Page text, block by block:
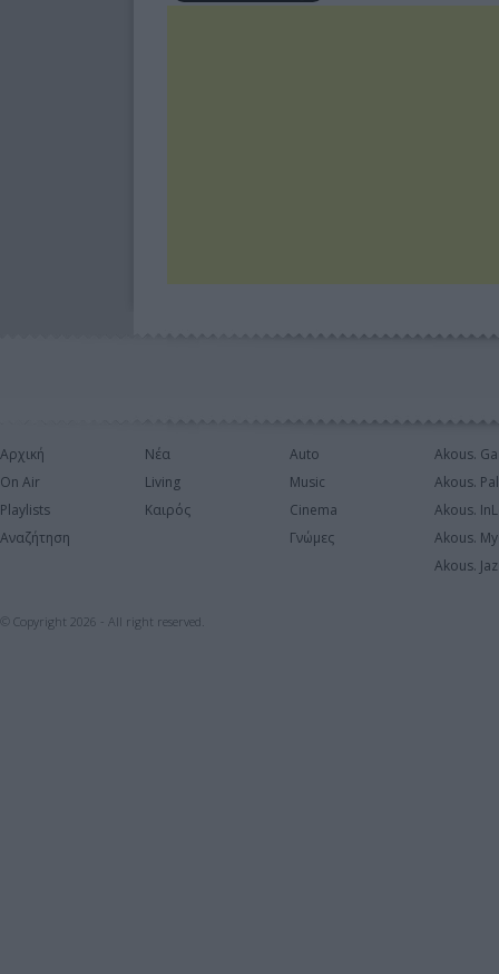
Αρχική
On Air
Playlists
Αναζήτηση
Νέα
Living
Καιρός
Auto
Music
Cinema
Γνώμες
Akous.
Akous.
Akous.
Akous.
Akous.
© Copyright 2026 - All right reserved.